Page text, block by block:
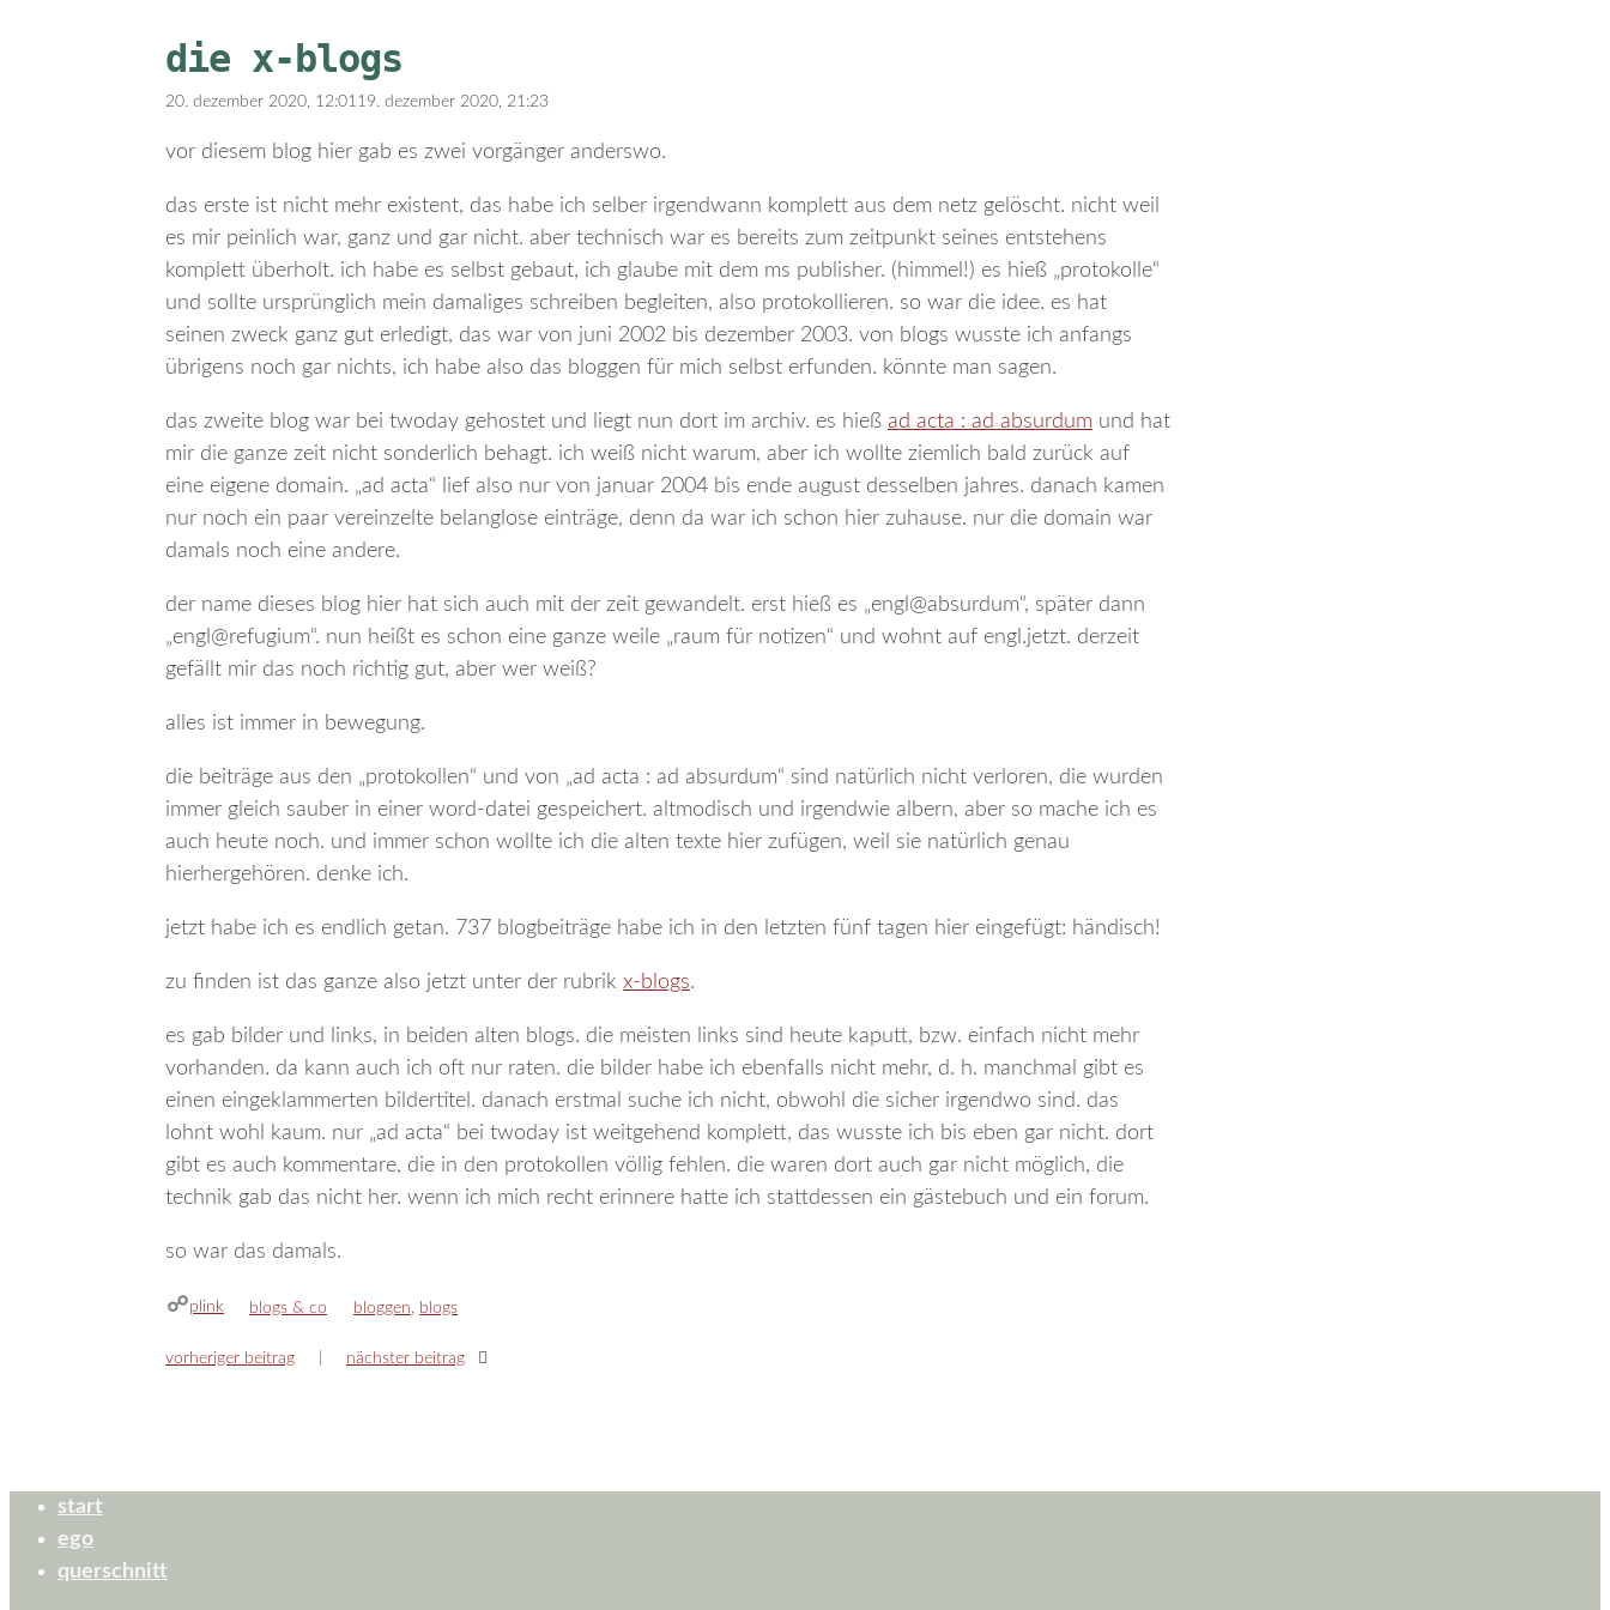
die x-blogs
20. dezember 2020, 12:01 19. dezember 2020, 21:23
vor diesem blog hier gab es zwei vorgänger anderswo.
das erste ist nicht mehr existent, das habe ich selber irgendwann komplett aus dem netz gelöscht. nicht weil
es mir peinlich war, ganz und gar nicht. aber technisch war es bereits zum zeitpunkt seines entstehens
komplett überholt. ich habe es selbst gebaut, ich glaube mit dem ms publisher. (himmel!) es hieß „protokolle“
und sollte ursprünglich mein damaliges schreiben begleiten, also protokollieren. so war die idee. es hat
seinen zweck ganz gut erledigt, das war von juni 2002 bis dezember 2003. von blogs wusste ich anfangs
übrigens noch gar nichts, ich habe also das bloggen für mich selbst erfunden. könnte man sagen.
das zweite blog war bei twoday gehostet und liegt nun dort im archiv. es hieß ad acta : ad absurdum und hat
mir die ganze zeit nicht sonderlich behagt. ich weiß nicht warum, aber ich wollte ziemlich bald zurück auf
eine eigene domain. „ad acta“ lief also nur von januar 2004 bis ende august desselben jahres. danach kamen
nur noch ein paar vereinzelte belanglose einträge, denn da war ich schon hier zuhause. nur die domain war
damals noch eine andere.
der name dieses blog hier hat sich auch mit der zeit gewandelt. erst hieß es „engl@absurdum“, später dann
„engl@refugium“. nun heißt es schon eine ganze weile „raum für notizen“ und wohnt auf engl.jetzt. derzeit
gefällt mir das noch richtig gut, aber wer weiß?
alles ist immer in bewegung.
die beiträge aus den „protokollen“ und von „ad acta : ad absurdum“ sind natürlich nicht verloren, die wurden
immer gleich sauber in einer word-datei gespeichert. altmodisch und irgendwie albern, aber so mache ich es
auch heute noch. und immer schon wollte ich die alten texte hier zufügen, weil sie natürlich genau
hierhergehören. denke ich.
jetzt habe ich es endlich getan. 737 blogbeiträge habe ich in den letzten fünf tagen hier eingefügt: händisch!
zu finden ist das ganze also jetzt unter der rubrik x-blogs.
es gab bilder und links, in beiden alten blogs. die meisten links sind heute kaputt, bzw. einfach nicht mehr
vorhanden. da kann auch ich oft nur raten. die bilder habe ich ebenfalls nicht mehr, d. h. manchmal gibt es
einen eingeklammerten bildertitel. danach erstmal suche ich nicht, obwohl die sicher irgendwo sind. das
lohnt wohl kaum. nur „ad acta“ bei twoday ist weitgehend komplett, das wusste ich bis eben gar nicht. dort
gibt es auch kommentare, die in den protokollen völlig fehlen. die waren dort auch gar nicht möglich, die
technik gab das nicht her. wenn ich mich recht erinnere hatte ich stattdessen ein gästebuch und ein forum.
so war das damals.
plink kategorien
blogs & co schlagwörter
bloggen blogs
vorheriger beitrag nächster beitrag
start
ego
querschnitt